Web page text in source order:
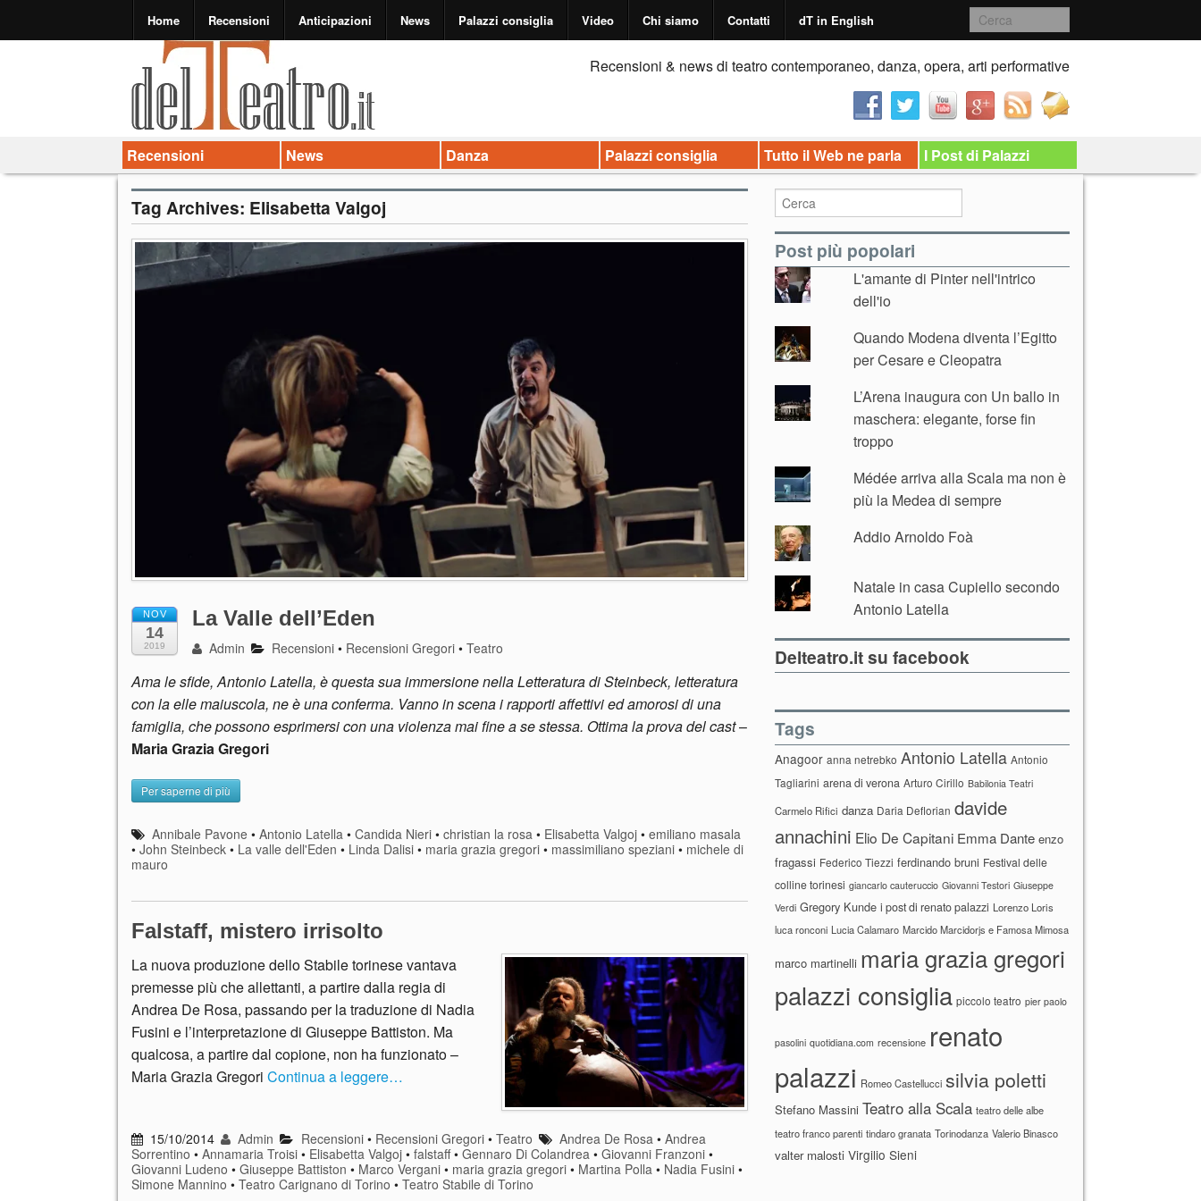
Home Recensioni Anticipazioni News Palazzi consiglia Video Chi siamo Contatti dT in English
Recensioni & news di teatro contemporaneo, danza, opera, arti performative
Recensioni News Danza Palazzi consiglia Tutto il Web ne parla I Post di Palazzi
Tag Archives: Elisabetta Valgoj
NOV
14
2019
La Valle dell’Eden
Admin Recensioni • Recensioni Gregori •Teatro
Ama le sfide, Antonio Latella, è questa sua immersione nella Letteratura di Steinbeck, letteratura
con la elle maiuscola, ne è una conferma. Vanno in scena i rapporti affettivi ed amorosi di una
famiglia, che possono esprimersi con una violenza mai fine a se stessa. Ottima la prova del cast–
Maria Grazia Gregori
Per saperne di più
Annibale Pavone •Antonio Latella •Candida Nieri •christian la rosa • Elisabetta Valgoj •emiliano masala
• John Steinbeck • La valle dell'Eden • Linda Dalisi • maria grazia gregori • massimiliano speziani • michele di
mauro
Falstaff, mistero irrisolto
La nuova produzione dello Stabile torinese vantava
premesse più che allettanti, a partire dalla regia di
Andrea De Rosa, passando per la traduzione di Nadia
Fusini e l’interpretazione di Giuseppe Battiston. Ma
qualcosa, a partire dal copione, non ha funzionato –
Maria Grazia Gregori Continua a leggere…
15/10/2014 Admin Recensioni• Recensioni Gregori• Teatro Andrea De Rosa • Andrea
Sorrentino • Annamaria Troisi • Elisabetta Valgoj • falstaff• Gennaro Di Colandrea • Giovanni Franzoni •
Giovanni Ludeno • Giuseppe Battiston • Marco Vergani • maria grazia gregori • Martina Polla • Nadia Fusini •
Simone Mannino • Teatro Carignano di Torino • Teatro Stabile di Torino
Post più popolari
L'amante di Pinter nell'intrico
dell'io
Quando Modena diventa l’Egitto
per Cesare e Cleopatra
L’Arena inaugura con Un ballo in
maschera: elegante, forse fin
troppo
Médée arriva alla Scala ma non è
più la Medea di sempre
Addio Arnoldo Foà
Natale in casa Cupiello secondo
Antonio Latella
Delteatro.it su facebook
Tags
Anagoor anna netrebko Antonio Latella Antonio
Tagliarini arena di verona Arturo Cirillo Babilonia Teatri
Carmelo Rifici danza Daria Deflorian davide
annachini Elio De Capitani Emma Dante enzo
fragassi Federico Tiezzi ferdinando bruni Festival delle
colline torinesi giancarlo cauteruccio Giovanni Testori Giuseppe
Verdi Gregory Kunde i post di renato palazzi Lorenzo Loris
luca ronconi Lucia Calamaro Marcido Marcidorjs e Famosa Mimosa
marco martinelli maria grazia gregori
palazzi consiglia piccolo teatro pier paolo
pasolini quotidiana.com recensione renato
palazzi Romeo Castellucci silvia poletti
Stefano Massini Teatro alla Scala teatro delle albe
teatro franco parenti tindaro granata Torinodanza Valerio Binasco
valter malosti Virgilio Sieni